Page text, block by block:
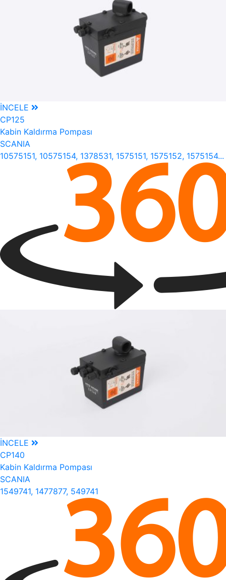
İNCELE
CP125
Kabin Kaldırma Pompası
SCANIA
10575151, 10575154, 1378531, 1575151, 1575152, 1575154...
İNCELE
CP140
Kabin Kaldırma Pompası
SCANIA
1549741, 1477877, 549741